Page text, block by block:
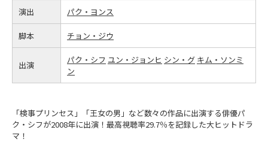
演出 パク・ヨンス
脚本 チョン・ジウ
出演 パク・シフ ユン・ジョンヒ シン・グ キム・ソンミ
ン
「検事プリンセス」「王女の男」など数々の作品に出演する俳優パ
ク・シフが2008年に出演！最高視聴率29.7％を記録した大ヒットドラ
マ！